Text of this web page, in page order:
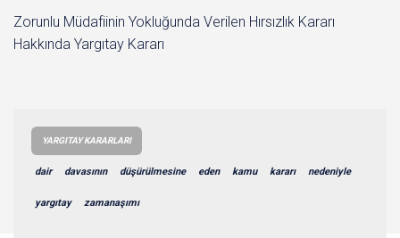
Zorunlu Müdafiinin Yokluğunda Verilen Hırsızlık Kararı
Hakkında Yargıtay Kararı
YARGITAY KARARLARI
dair davasının düşürülmesine eden kamu kararı nedeniyle
yargıtay zamanaşımı